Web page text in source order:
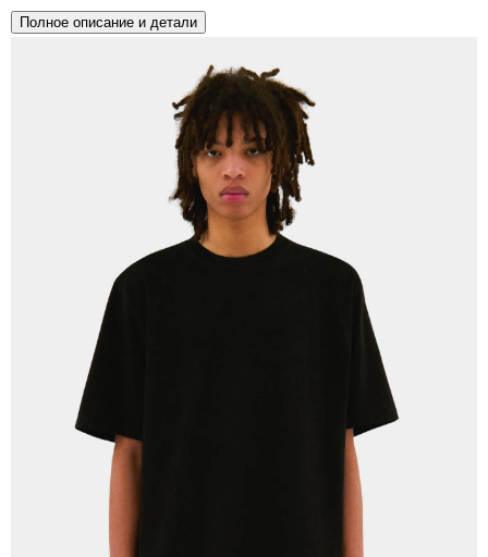
Полное описание и детали